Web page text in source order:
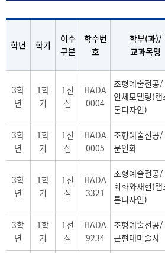
학년 학기
이수
구분
학수번
호
학부(과)/
교과목명
3학
년
1학
기
1전
심
HADA
0004
조형예술전공/
인체모델링(캡
톤디자인)
3학
년
1학
기
1전
심
HADA
0005
조형예술전공/
문인화
3학
년
1학
기
1전
심
HADA
3321
조형예술전공/
회화와재현(캡
톤디자인)
3학
년
1학
기
1전
심
HADA
9234
조형예술전공/
근현대미술사